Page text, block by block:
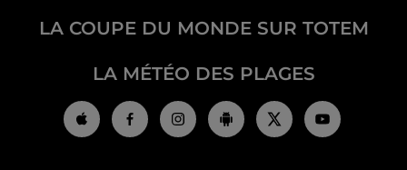
LA COUPE DU MONDE SUR TOTEM
LA MÉTÉO DES PLAGES